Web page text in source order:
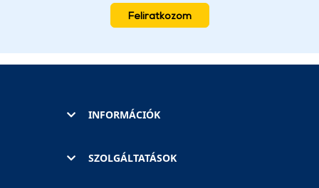
Feliratkozom
INFORMÁCIÓK
SZOLGÁLTATÁSOK